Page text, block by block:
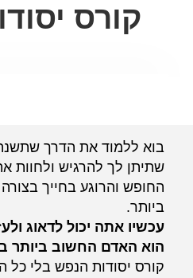
קורס
בוא ללמוד את הדרך
שתיתן לך להרגיש ולחוות
החופש והרוגע בחייך
ביותר.
עכשיו אתה יכול לדאוג
הוא האדם החשוב ביותר
קורס יסודות הנפש בלי